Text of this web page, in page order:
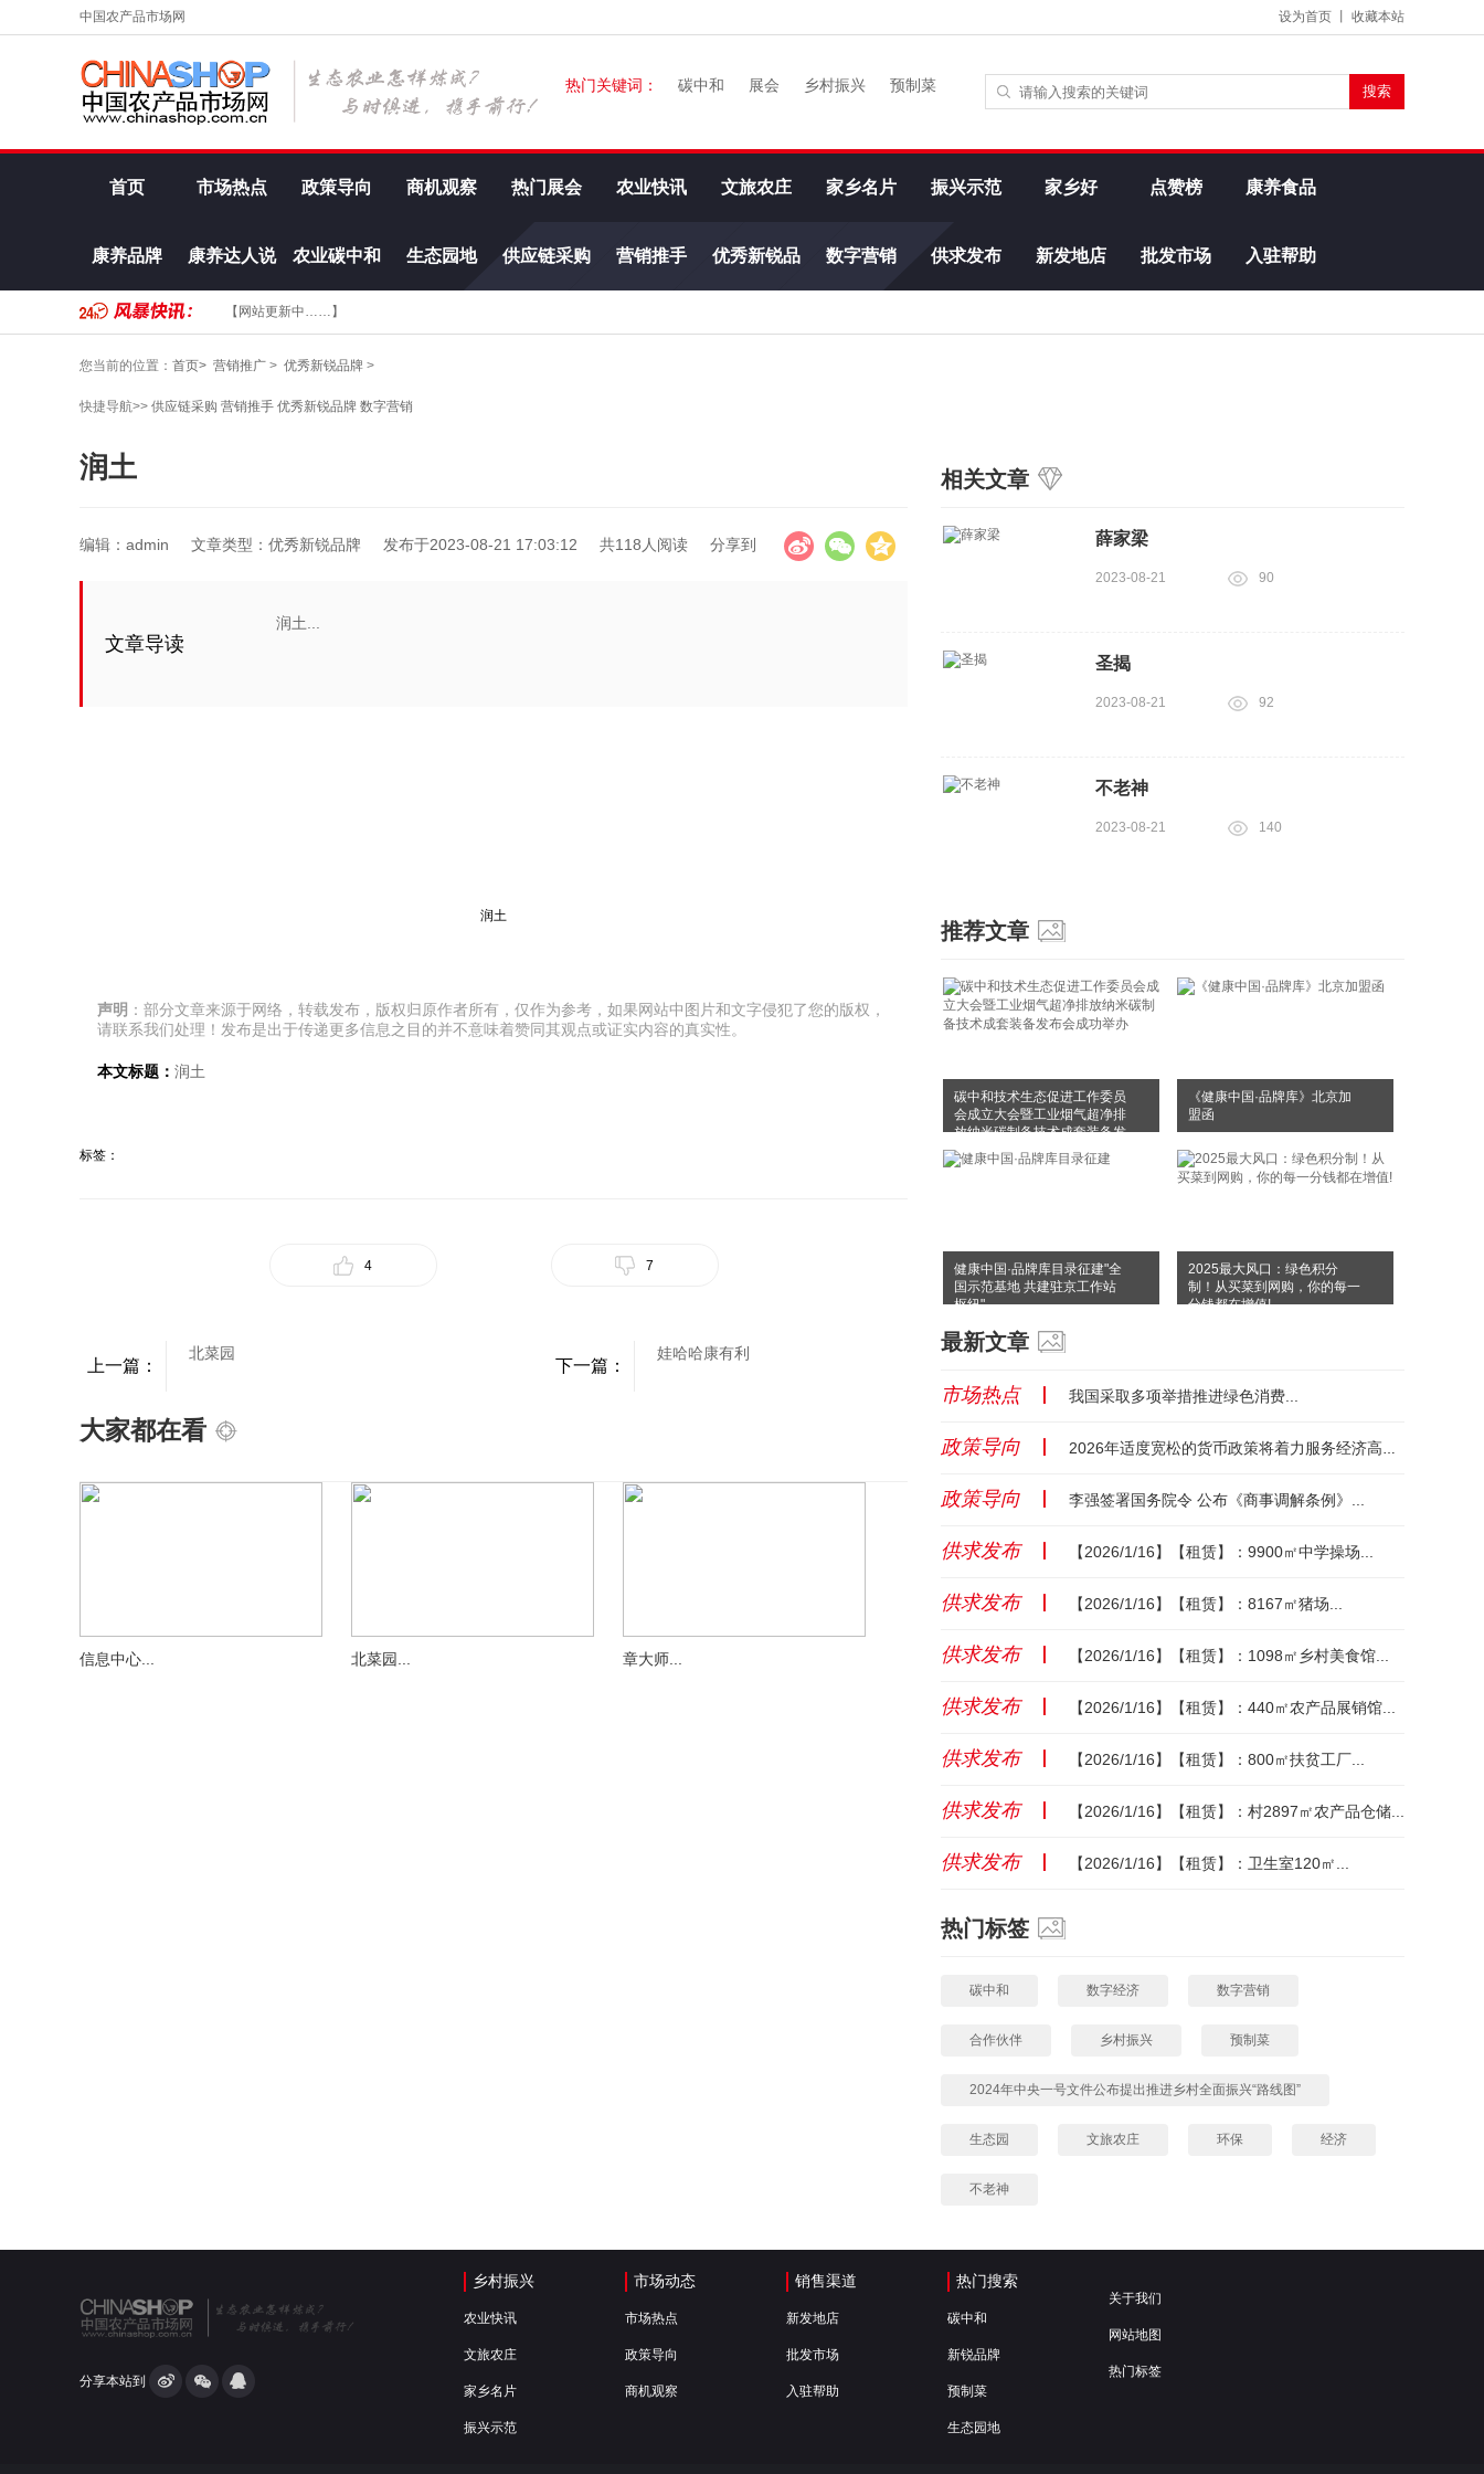
中国农产品市场网 设为首页 收藏本站
热门关键词： 碳中和 展会 乡村振兴 预制菜
首页 市场热点 政策导向 商机观察 热门展会 农业快讯 文旅农庄 家乡名片 振兴示范 家乡好 点赞榜 康养食品
康养品牌 康养达人说 农业碳中和 生态园地 供应链采购 营销推手 优秀新锐品 数字营销 供求发布 新发地店 批发市场 入驻帮助
【网站更新中……】
您当前的位置： 首页> 营销推广 > 优秀新锐品牌 >
快捷导航>> 供应链采购 营销推手 优秀新锐品牌 数字营销
润土
编辑： admin 文章类型：优秀新锐品牌 发布于2023-08-21 17:03:12 共118人阅读 分享到
文章导读
润土...
润土
声明 ：部分文章来源于网络，转载发布，版权归原作者所有，仅作为参考，如果网站中图片和文字侵犯了您的版权，
请联系我们处理！发布是出于传递更多信息之目的并不意味着赞同其观点或证实内容的真实性。
本文标题： 润土
标签：
4 7
上一篇：
北菜园
下一篇：
娃哈哈康有利
大家都在看
信息中心... 北菜园... 章大师...
相关文章
薛家梁
2023-08-21 90
圣揭
2023-08-21 92
不老神
2023-08-21 140
推荐文章
碳中和技术生态促进工作委员
会成立大会暨工业烟气超净排
放纳米碳制备技术成套装备发
布会成功举办
《健康中国·品牌库》北京加
盟函
健康中国·品牌库目录征建"全
国示范基地 共建驻京工作站
枢纽"
2025最大风口：绿色积分
制！从买菜到网购，你的每一
分钱都在增值!
最新文章
市场热点 我国采取多项举措推进绿色消费...
政策导向 2026年适度宽松的货币政策将着力服务经济高质量发展...
政策导向 李强签署国务院令 公布《商事调解条例》...
供求发布 【2026/1/16】【租赁】：9900㎡中学操场...
供求发布 【2026/1/16】【租赁】：8167㎡猪场...
供求发布 【2026/1/16】【租赁】：1098㎡乡村美食馆...
供求发布 【2026/1/16】【租赁】：440㎡农产品展销馆...
供求发布 【2026/1/16】【租赁】：800㎡扶贫工厂...
供求发布 【2026/1/16】【租赁】：村2897㎡农产品仓储...
供求发布 【2026/1/16】【租赁】：卫生室120㎡...
热门标签
碳中和 数字经济 数字营销
合作伙伴 乡村振兴 预制菜
2024年中央一号文件公布提出推进乡村全面振兴“路线图”
生态园 文旅农庄 环保 经济
不老神
分享本站到
乡村振兴
农业快讯
文旅农庄
家乡名片
振兴示范
市场动态
市场热点
政策导向
商机观察
销售渠道
新发地店
批发市场
入驻帮助
热门搜索
碳中和
新锐品牌
预制菜
生态园地
关于我们
网站地图
热门标签